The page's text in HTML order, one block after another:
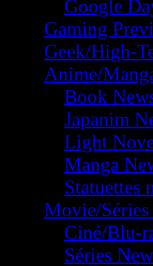
Google
Gaming
Geek/High-
Anime/
Book
Japanim
Light
Manga
Statuettes
Movie/
Ciné/Blu-
Séries